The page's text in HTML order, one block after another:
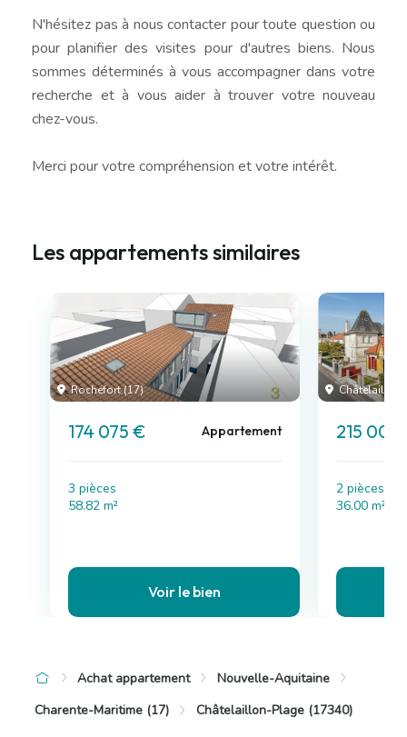
N'hésitez pas à nous contacter pour toute question ou
pour planifier des visites pour d'autres biens. Nous
sommes déterminés à vous accompagner dans votre
recherche et à vous aider à trouver votre nouveau
chez-vous.
Merci pour votre compréhension et votre intérêt.
Les appartements similaires
Rochefort (17)
174 075 € Appartement
3 pièces
58.82 m²
Voir le bien
Châtelaillon-
215
2 pièces , 1
36.00 m²
Achat appartement
Nouvelle-Aquitaine
Charente-Maritime (17)
Châtelaillon-Plage (17340)